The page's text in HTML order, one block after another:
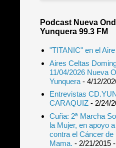
Podcast Nueva
Yunquera 99.3 FM
"TITANIC" en el Aire
Aires Celtas
11/04/2026 Nueva
Yunquera- 4/12/
Entrevistas
CARAQUIZ- 2/24/
Cuña: 2ª Marcha
la Mujer, en apoyo
contra el Cáncer de
Mama. - 2/21/2015-